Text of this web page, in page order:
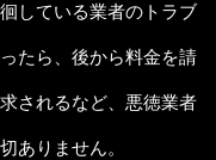
している業者のトラブ
たら、後から料金を請
されるなど、悪徳業者
ありません。